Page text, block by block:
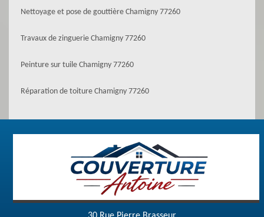
Nettoyage et pose de gouttière Chamigny 77260
Travaux de zinguerie Chamigny 77260
Peinture sur tuile Chamigny 77260
Réparation de toiture Chamigny 77260